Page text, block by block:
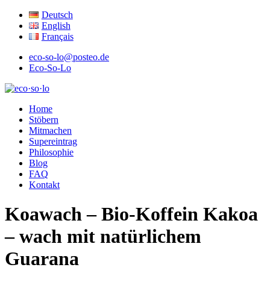
Deutsch
English
Français
eco-so-lo@posteo.de
Eco-So-Lo
eco·so·lo
Home
Stöbern
Mitmachen
Supereintrag
Philosophie
Blog
FAQ
Kontakt
Koawach – Bio-Koffein Kakoa
– wach mit natürlichem
Guarana